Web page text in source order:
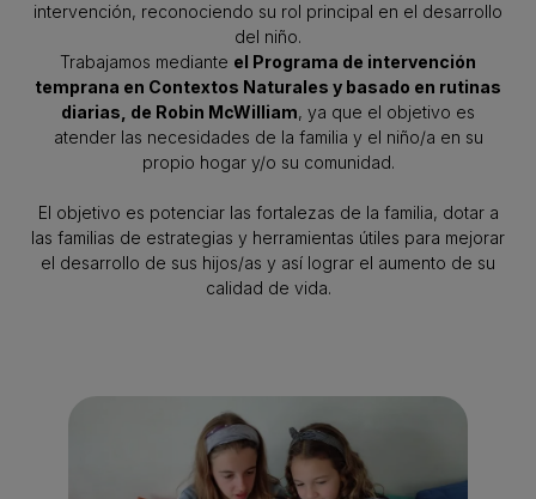
intervención, reconociendo su rol principal en el desarrollo
del niño.
Trabajamos mediante el Programa de intervención
temprana en Contextos Naturales y basado en rutinas
diarias, de Robin McWilliam, ya que el objetivo es
atender las necesidades de la familia y el niño/a en su
propio hogar y/o su comunidad.
El objetivo es potenciar las fortalezas de la familia, dotar a
las familias de estrategias y herramientas útiles para mejorar
el desarrollo de sus hijos/as y así lograr el aumento de su
calidad de vida.